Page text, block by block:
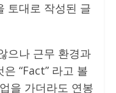
토대로 작성된 글
으나 근무 환경과
“Fact” 라고 볼
을 가더라도 연봉